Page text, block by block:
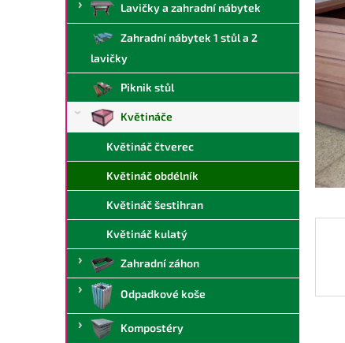
í
n
Lavičky a zahradní nábytek
Zahradní nábytek 1 stůl a 2
lavičky
Piknik stůl
Květináče
Květináč čtverec
Květináč obdélník
Květináč šestihran
Květináč kulatý
Zahradní záhon
Odpadkové koše
Kompostéry